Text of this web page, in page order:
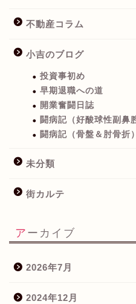
不動産コラム
小吉のブログ
投資事初め
早期退職への道
開業奮闘日誌
闘病記（好酸球性副鼻
闘病記（骨盤＆肘骨折）
未分類
街カルテ
アーカイブ
2026年7月
2024年12月